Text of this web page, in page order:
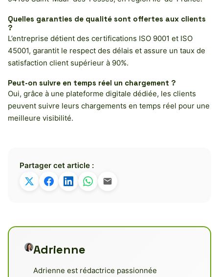
Quelles garanties de qualité sont offertes aux clients
?
L’entreprise détient des certifications ISO 9001 et ISO
45001, garantit le respect des délais et assure un taux de
satisfaction client supérieur à 90%.
Peut-on suivre en temps réel un chargement ?
Oui, grâce à une plateforme digitale dédiée, les clients
peuvent suivre leurs chargements en temps réel pour une
meilleure visibilité.
Partager cet article :
Adrienne
Adrienne est rédactrice passionnée